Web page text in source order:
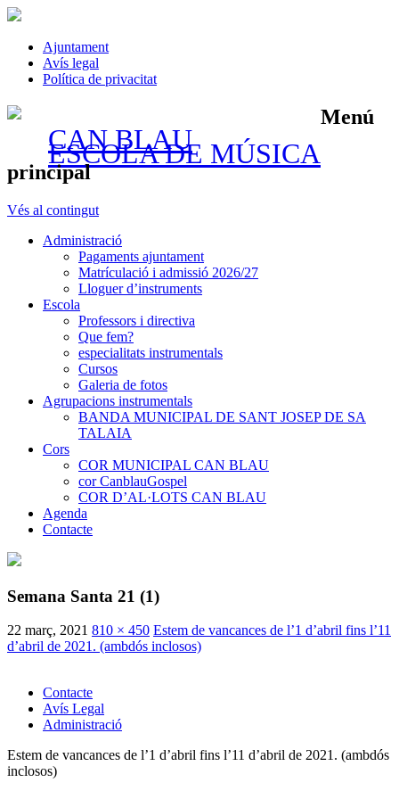
Ajuntament
Avís legal
Política de privacitat
CAN BLAU
ESCOLA DE MÚSICA
Menú
principal
Vés al contingut
Administració
Pagaments ajuntament
Matrículació i admissió 2026/27
Lloguer d’instruments
Escola
Professors i directiva
Que fem?
especialitats instrumentals
Cursos
Galeria de fotos
Agrupacions instrumentals
BANDA MUNICIPAL DE SANT JOSEP DE SA
TALAIA
Cors
COR MUNICIPAL CAN BLAU
cor CanblauGospel
COR D’AL·LOTS CAN BLAU
Agenda
Contacte
Semana Santa 21 (1)
22 març, 2021 810 × 450 Estem de vancances de l’1 d’abril fins l’11
d’abril de 2021. (ambdós inclosos)
Contacte
Avís Legal
Administració
Estem de vancances de l’1 d’abril fins l’11 d’abril de 2021. (ambdós
inclosos)